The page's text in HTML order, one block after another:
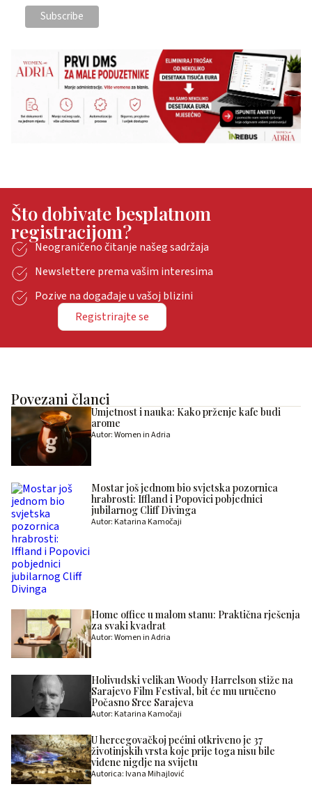
Što dobivate besplatnom
registracijom?
Neograničeno čitanje našeg sadržaja
Newslettere prema vašim interesima
Pozive na događaje u vašoj blizini
Registrirajte se
Povezani članci
Umjetnost i nauka: Kako prženje kafe budi
arome
Autor: Women in Adria
Mostar još jednom bio svjetska pozornica
hrabrosti: Iffland i Popovici pobjednici
jubilarnog Cliff Divinga
Autor: Katarina Kamočaji
Home office u malom stanu: Praktična rješenja
za svaki kvadrat
Autor: Women in Adria
Holivudski velikan Woody Harrelson stiže na
Sarajevo Film Festival, bit će mu uručeno
Počasno Srce Sarajeva
Autor: Katarina Kamočaji
U hercegovačkoj pećini otkriveno je 37
životinjskih vrsta koje prije toga nisu bile
viđene nigdje na svijetu
Autorica: Ivana Mihajlović